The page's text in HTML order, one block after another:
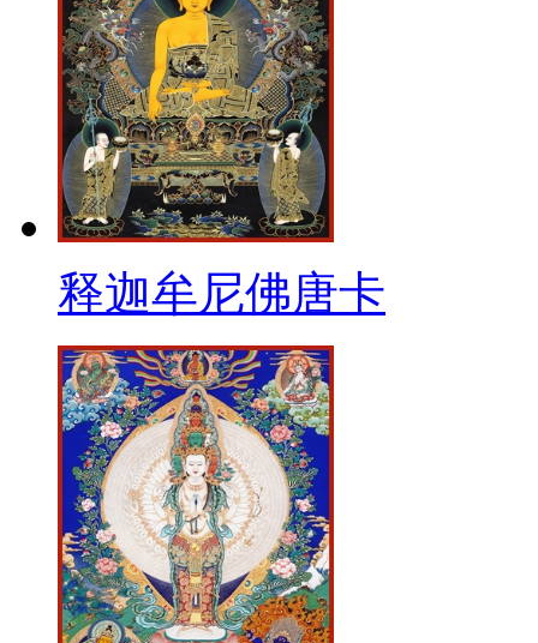
释迦牟尼佛唐卡